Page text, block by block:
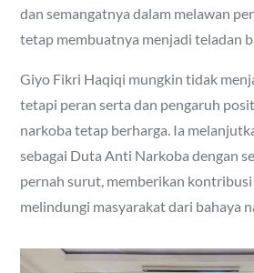
dan semangatnya dalam melawan
tetap membuatnya menjadi teladan
Giyo Fikri Haqiqi mungkin tidak
tetapi peran serta dan pengaruh
narkoba tetap berharga. Ia
sebagai Duta Anti Narkoba dengan
pernah surut, memberikan
melindungi masyarakat dari bahaya